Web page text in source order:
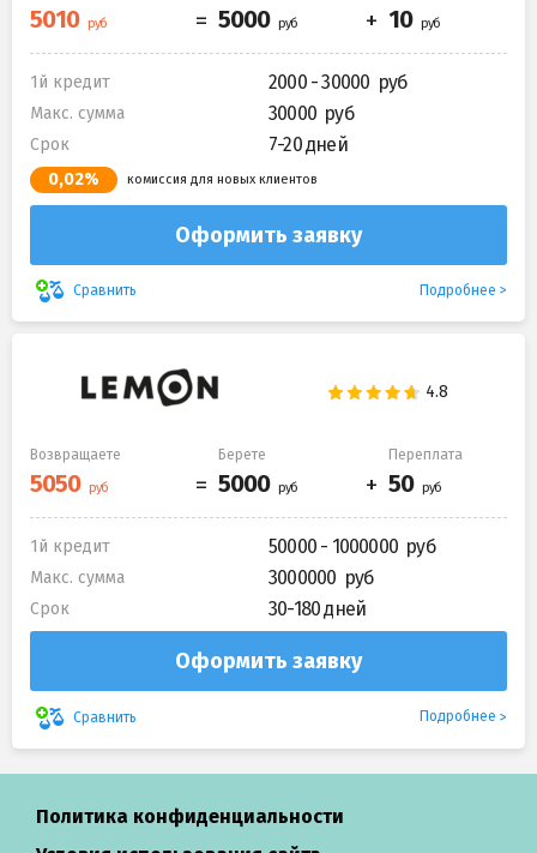
1й кредит 2000 - 30000
Макс. сумма 30000
Срок 7-20 дней
0,02% комиссия для новых клиентов
Оформить заявку
Сравнить Подробнее
Возвращаете Берете Переплата
1й кредит 50000 - 1000000
Макс. сумма 3000000
Срок 30-180 дней
Оформить заявку
Сравнить Подробнее
Политика конфиденциальности